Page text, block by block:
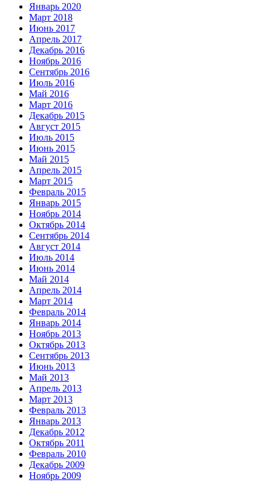
Январь 2020
Март 2018
Июнь 2017
Апрель 2017
Декабрь 2016
Ноябрь 2016
Сентябрь 2016
Июль 2016
Май 2016
Март 2016
Декабрь 2015
Август 2015
Июль 2015
Июнь 2015
Май 2015
Апрель 2015
Март 2015
Февраль 2015
Январь 2015
Ноябрь 2014
Октябрь 2014
Сентябрь 2014
Август 2014
Июль 2014
Июнь 2014
Май 2014
Апрель 2014
Март 2014
Февраль 2014
Январь 2014
Ноябрь 2013
Октябрь 2013
Сентябрь 2013
Июнь 2013
Май 2013
Апрель 2013
Март 2013
Февраль 2013
Январь 2013
Декабрь 2012
Октябрь 2011
Февраль 2010
Декабрь 2009
Ноябрь 2009